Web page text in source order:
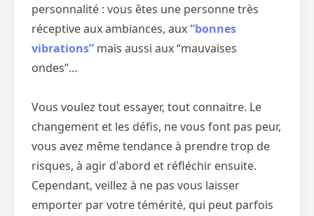
personnalité : vous êtes une personne très
réceptive aux ambiances, aux“bonnes
vibrations” mais aussi aux “mauvaises
ondes”…
Vous voulez tout essayer, tout connaitre. Le
changement et les défis, ne vous font pas peur,
vous avez même tendance à prendre trop de
risques, à agir d'abord et réfléchir ensuite.
Cependant, veillez à ne pas vous laisser
emporter par votre témérité, qui peut parfois